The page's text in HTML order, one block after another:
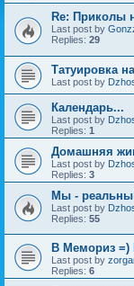
Re: Приколы
Last post by
Replies: 29
Татуировка
Last post by
Календарь...
Last post by
Replies: 1
Домашняя
Last post by
Replies: 3
Мы -
Last post by
Replies: 55
В Мемориз =)
Last post by
Replies: 6